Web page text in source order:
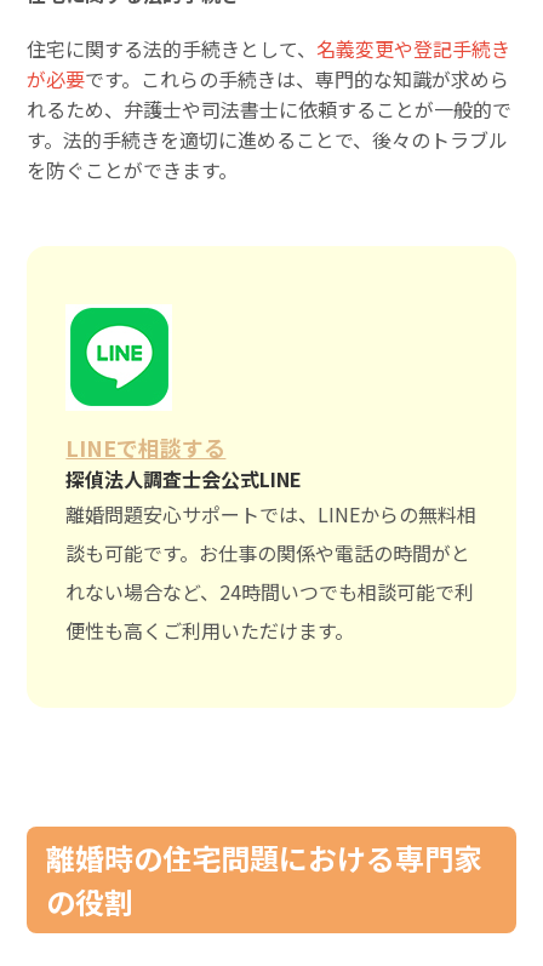
住宅に関する法的手続きとして、 名義変更や登記手続き
が必要です。これらの手続きは、専門的な知識が求めら
れるため、弁護士や司法書士に依頼することが一般的で
す。法的手続きを適切に進めることで、後々のトラブル
を防ぐことができます。
LINEで相談する
探偵法人調査士会公式LINE
離婚問題安心サポートでは、LINEからの無料相
談も可能です。お仕事の関係や電話の時間がと
れない場合など、24時間いつでも相談可能で利
便性も高くご利用いただけます。
離婚時の住宅問題における専門家
の役割